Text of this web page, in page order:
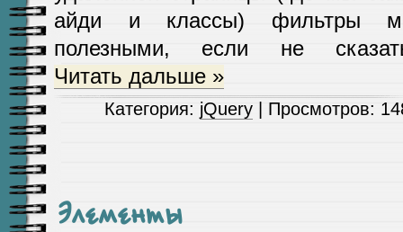
айди и классы) фильтры
полезными, если не
Читать дальше »
Категория: jQuery | Просмотров:
Элементы